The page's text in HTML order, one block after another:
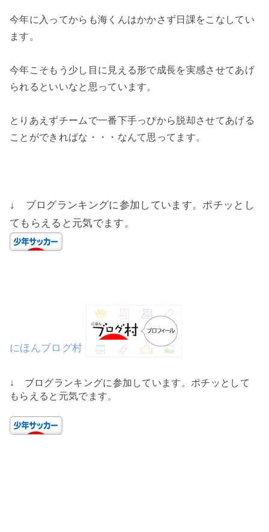
今年に入ってからも海くんはかかさず日課をこなしてい
ます。
今年こそもう少し目に見える形で成長を実感させてあげ
られるといいなと思っています。
とりあえずチームで一番下手っぴから脱却させてあげる
ことができればな・・・なんて思ってます。
↓ ブログランキングに参加しています。ポチッとし
てもらえると元気でます。
にほんブログ村
↓ ブログランキングに参加しています。ポチッとして
もらえると元気でます。